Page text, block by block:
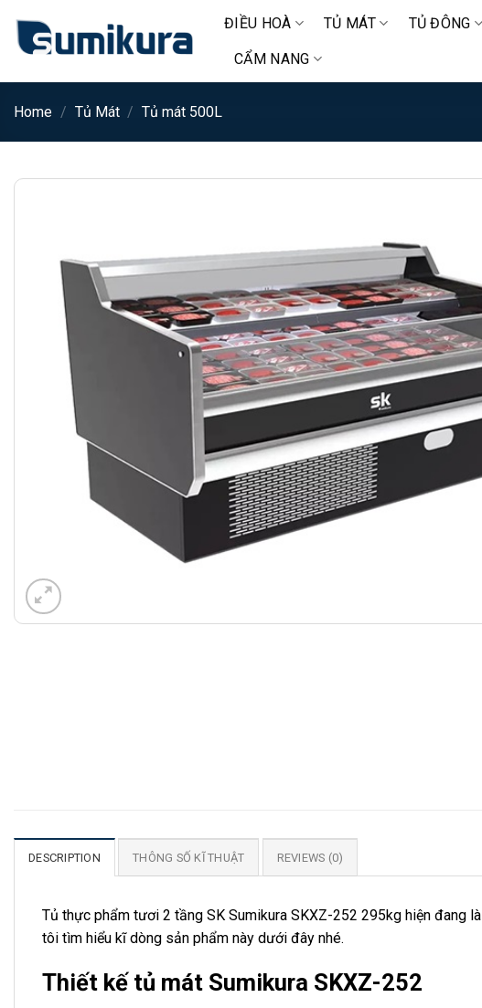
đến
dung
ĐIỀU HOÀ TỦ MÁT TỦ ĐÔNG
CẨM NANG
Home / Tủ Mát / Tủ mát 500L
DESCRIPTION THÔNG SỐ KĨ THUẬT REVIEWS (0)
Tủ thực phẩm tươi 2 tầng SK Sumikura SKXZ-252 295kg hiện đang
tôi tìm hiểu kĩ dòng sản phẩm này dưới đây nhé.
Thiết kế tủ mát Sumikura SKXZ-252